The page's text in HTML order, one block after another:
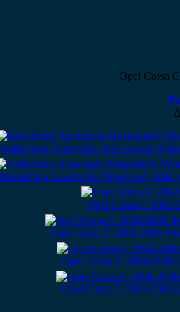
Opel Corsa
Καθρέπτης Αριστερός Ηλεκτρικός
Καθρέπτης Αριστερός Μηχανικός
Opel Corsa C 2002-
Opel Corsa C 2004-2006
Opel Corsa C 2004-2006
Opel Corsa C 2004-2006